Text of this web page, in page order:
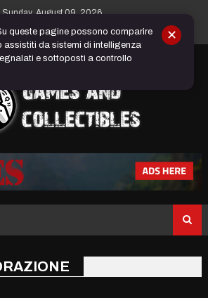
Sunday, August 09, 2026
queste pagine possono comparire
assistiti da sistemi di intelligenza
e sottoposti a controllo
✕